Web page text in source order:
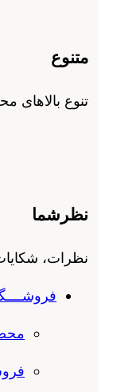
متنوع
تنوع بالاهای
نظرشما
نظرات، شکایات،
فروشــــگاه
فروش